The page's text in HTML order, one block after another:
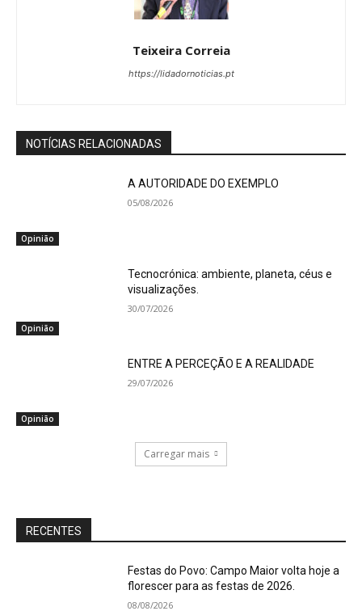
Teixeira Correia
https://lidadornoticias.pt
NOTÍCIAS RELACIONADAS
Opinião
A AUTORIDADE DO EXEMPLO
05/08/2026
Opinião
Tecnocrónica: ambiente, planeta, céus e
visualizações.
30/07/2026
Opinião
ENTRE A PERCEÇÃO E A REALIDADE
29/07/2026
Carregar mais
RECENTES
Festas do Povo: Campo Maior volta hoje a
florescer para as festas de 2026.
08/08/2026